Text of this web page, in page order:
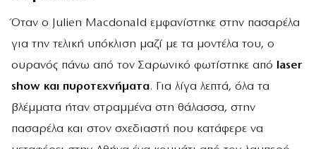
Όταν ο Julien Macdonald εμφανίστηκε στην πασαρέλα
για την τελική υπόκλιση μαζί με τα μοντέλα του, ο
ουρανός πάνω από τον Σαρωνικό φωτίστηκε από
laser
show και πυροτεχνήματα. Για λίγα λεπτά, όλα τα
βλέμματα ήταν στραμμένα στη θάλασσα, στην
πασαρέλα και στον σχεδιαστή που κατάφερε να